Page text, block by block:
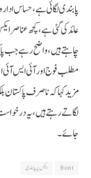
پابندی لگائی ہے، حساس
عائد کی گئی ہے، کچھ عناصر
چاہتے ہیں، واضح رہے جب
مطلب فوج اور آئی ایس
مزید کہا کہ ناصرف پاکستان
لگاتے رہتے ہیں، یہ
جائے۔
front ایکس پر پابندی